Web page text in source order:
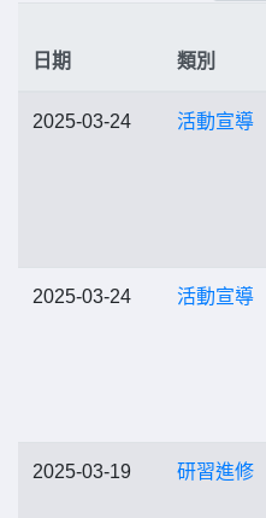
日期 類別
2025-03-24 活動宣導
2025-03-24 活動宣導
2025-03-19 研習進修